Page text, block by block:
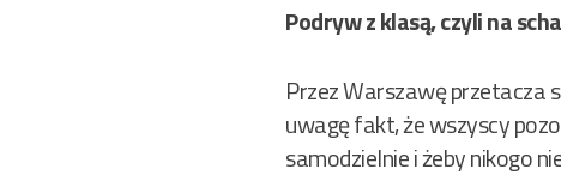
Podryw z klasą, czyli na
Przez Warszawę przetacza
uwagę fakt, że wszyscy
samodzielnie i żeby nikogo